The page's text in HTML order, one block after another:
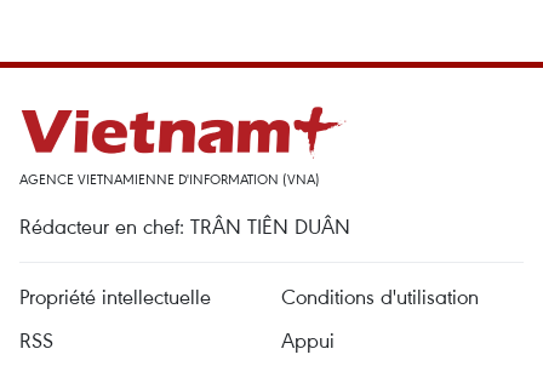
AGENCE VIETNAMIENNE D'INFORMATION (VNA)
Rédacteur en chef: TRÂN TIÊN DUÂN
Propriété intellectuelle
Conditions d'utilisation
RSS
Appui